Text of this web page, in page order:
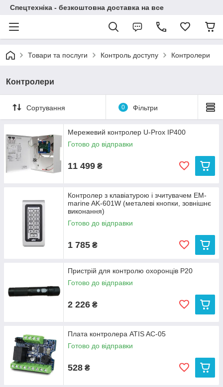
Спецтехніка - безкоштовна доставка на все
Товари та послуги Контроль доступу Контролери
Контролери
Сортування 0 Фільтри
Мережевий контролер U-Prox IP400
Готово до відправки
11 499 ₴
Контролер з клавіатурою і зчитувачем EM-
marine AK-601W (металеві кнопки, зовнішнє
виконання)
Готово до відправки
1 785 ₴
Пристрій для контролю охоронців P20
Готово до відправки
2 226 ₴
Плата контролера ATIS AC-05
Готово до відправки
528 ₴